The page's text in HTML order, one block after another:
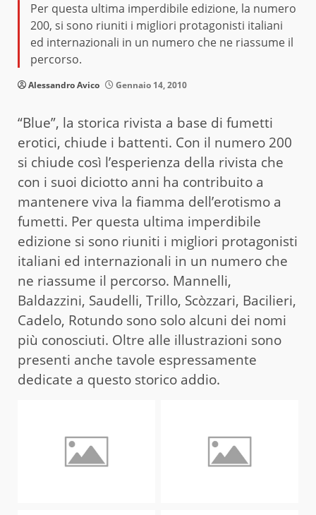
Per questa ultima imperdibile edizione, la numero
200, si sono riuniti i migliori protagonisti italiani
ed internazionali in un numero che ne riassume il
percorso.
Alessandro Avico Gennaio 14, 2010
“Blue”, la storica rivista a base di fumetti
erotici, chiude i battenti. Con il numero 200
si chiude così l’esperienza della rivista che
con i suoi diciotto anni ha contribuito a
mantenere viva la fiamma dell’erotismo a
fumetti. Per questa ultima imperdibile
edizione si sono riuniti i migliori protagonisti
italiani ed internazionali in un numero che
ne riassume il percorso. Mannelli,
Baldazzini, Saudelli, Trillo, Scòzzari, Bacilieri,
Cadelo, Rotundo sono solo alcuni dei nomi
più conosciuti. Oltre alle illustrazioni sono
presenti anche tavole espressamente
dedicate a questo storico addio.